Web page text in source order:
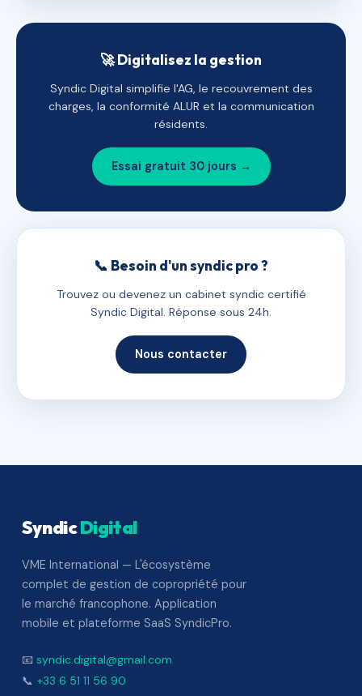
🚀 Digitalisez la gestion
Syndic Digital simplifie l'AG, le recouvrement des
charges, la conformité ALUR et la communication
résidents.
Essai gratuit 30 jours →
📞 Besoin d'un syndic pro ?
Trouvez ou devenez un cabinet syndic certifié
Syndic Digital. Réponse sous 24h.
Nous contacter
SyndicDigital
VME International — L'écosystème
complet de gestion de copropriété pour
le marché francophone. Application
mobile et plateforme SaaS SyndicPro.
📧 syndic.digital@gmail.com
📞 +33 6 51 11 56 90